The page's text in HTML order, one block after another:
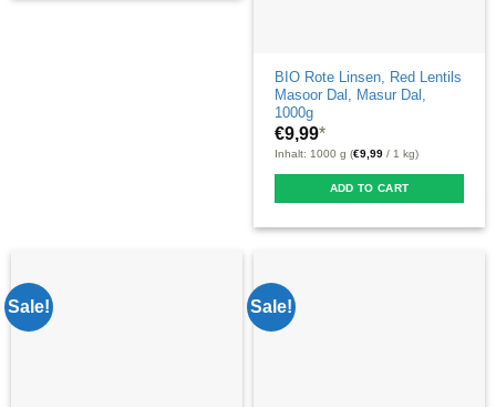
BIO Rote Linsen, Red Lentils
Masoor Dal, Masur Dal,
1000g
€9,99*
Inhalt: 1000 g (€9,99 / 1 kg)
ADD TO CART
Sale! Sale!